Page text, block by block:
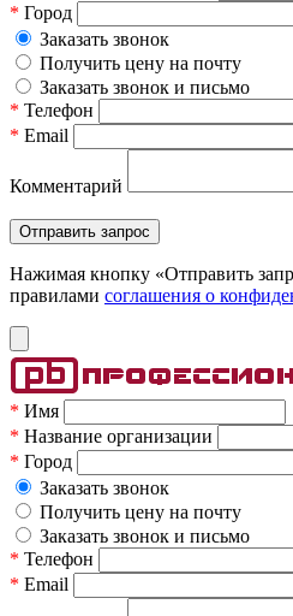
* Город
Заказать звонок
Получить цену на почту
Заказать звонок и письмо
* Телефон
* Email
Комментарий
Нажимая кнопку «Отправить
правилами соглашения о
* Имя
* Название организации
* Город
Заказать звонок
Получить цену на почту
Заказать звонок и письмо
* Телефон
* Email